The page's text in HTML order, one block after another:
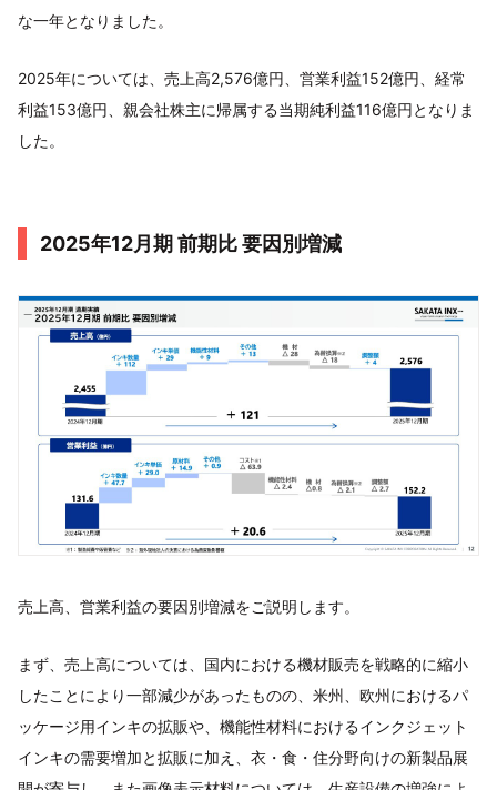
な一年となりました。
2025年については、売上高2,576億円、営業利益152億円、経常
利益153億円、親会社株主に帰属する当期純利益116億円となりま
した。
2025年12月期 前期比 要因別増減
売上高、営業利益の要因別増減をご説明します。
まず、売上高については、国内における機材販売を戦略的に縮小
したことにより一部減少があったものの、米州、欧州におけるパ
ッケージ用インキの拡販や、機能性材料におけるインクジェット
インキの需要増加と拡販に加え、衣・食・住分野向けの新製品展